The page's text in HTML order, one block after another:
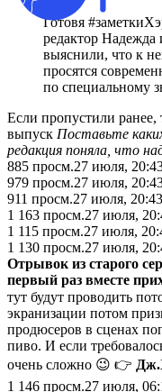
Готовя
редактор
выяснили, что к
просятся
по специальному
Если пропустили ранее,
выпуск Поставьте
редакция поняла, что
885 просм.27 июля,
979 просм.27 июля,
911 просм.27 июля, 20:43
1 163 просм.27 июля,
1 115 просм.27 июля,
1 130 просм.27 июля,
Отрывок из старого
первый раз вместе
тут будут проводить
экранизации потом
продюсеров в сценах
пиво. И если
очень сложно 😉 👉
1 146 просм.27 июля,